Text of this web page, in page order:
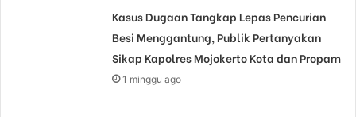
Kasus Dugaan Tangkap Lepas Pencurian
Besi Menggantung, Publik Pertanyakan
Sikap Kapolres Mojokerto Kota dan Propam
1 minggu ago